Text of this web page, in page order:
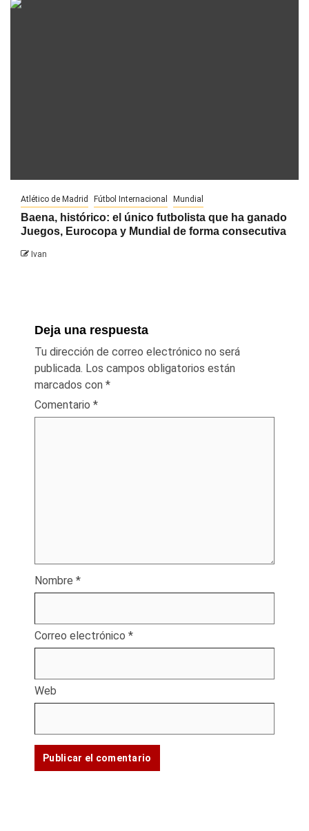
Atlético de Madrid Fútbol Internacional Mundial
Baena, histórico: el único futbolista que ha ganado
Juegos, Eurocopa y Mundial de forma consecutiva
Ivan
Deja una respuesta
Tu dirección de correo electrónico no será
publicada. Los campos obligatorios están
marcados con *
Comentario *
Nombre *
Correo electrónico *
Web